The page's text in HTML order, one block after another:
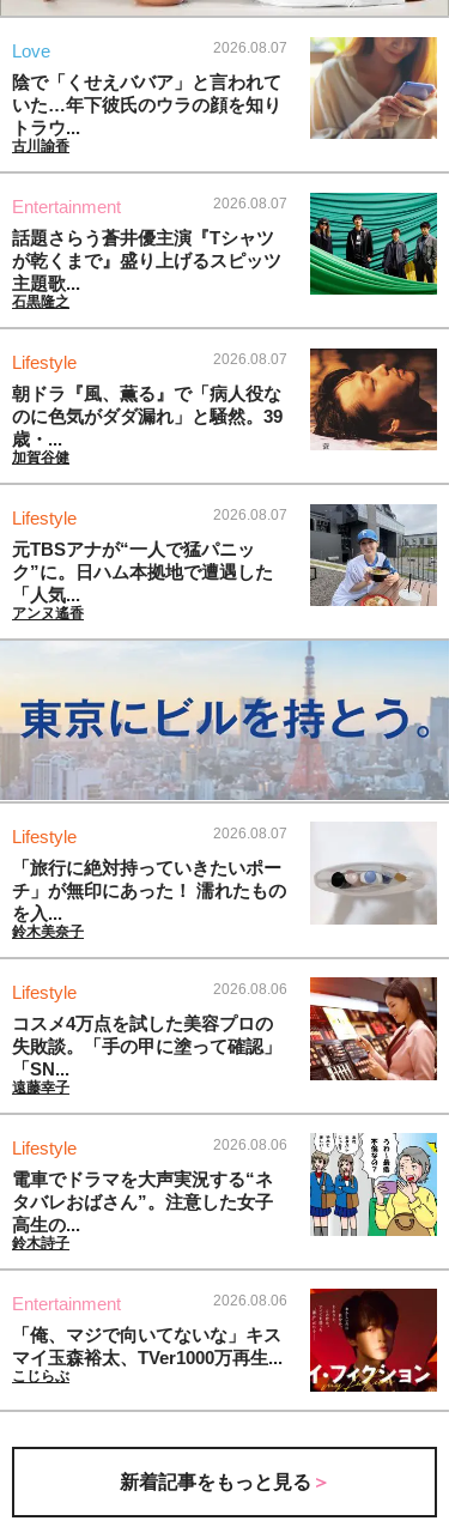
Love 2026.08.07
陰で「くせえババア」と言われて
いた…年下彼氏のウラの顔を知り
トラウ...
古川諭香
Entertainment 2026.08.07
話題さらう蒼井優主演『Tシャツ
が乾くまで』盛り上げるスピッツ
主題歌...
石黒隆之
Lifestyle 2026.08.07
朝ドラ『風、薫る』で「病人役な
のに色気がダダ漏れ」と騒然。39
歳・...
加賀谷健
Lifestyle 2026.08.07
元TBSアナが“一人で猛パニッ
ク”に。日ハム本拠地で遭遇した
「人気...
アンヌ遙香
Lifestyle 2026.08.07
「旅行に絶対持っていきたいポー
チ」が無印にあった！ 濡れたもの
を入...
鈴木美奈子
Lifestyle 2026.08.06
コスメ4万点を試した美容プロの
失敗談。「手の甲に塗って確認」
「SN...
遠藤幸子
Lifestyle 2026.08.06
電車でドラマを大声実況する“ネ
タバレおばさん”。注意した女子
高生の...
鈴木詩子
Entertainment 2026.08.06
「俺、マジで向いてないな」キス
マイ玉森裕太、TVer1000万再生...
こじらぶ
新着記事をもっと見る